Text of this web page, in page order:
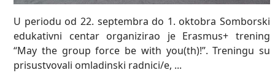
U periodu od 22. septembra do 1. oktobra Somborski
edukativni centar organizirao je Erasmus+ trening
“May the group force be with you(th)!”. Treningu su
prisustvovali omladinski radnici/e, ...